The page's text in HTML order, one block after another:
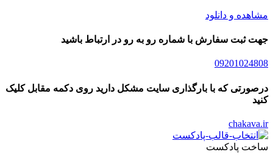
مشاهده و دانلود
جهت ثبت سفارش با شماره رو به رو در ارتباط باشید
09201024808
درصورتی که با بارگذاری سایت مشکل دارید روی دکمه مقابل کلیک
کنید
chakava.ir
ساخت پادکست